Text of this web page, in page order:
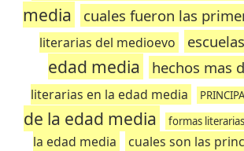
media
cuales fueron las
literarias del medioevo
edad media
hechos mas
literarias en la edad media
de la edad media
formas
la edad media
cuales son las